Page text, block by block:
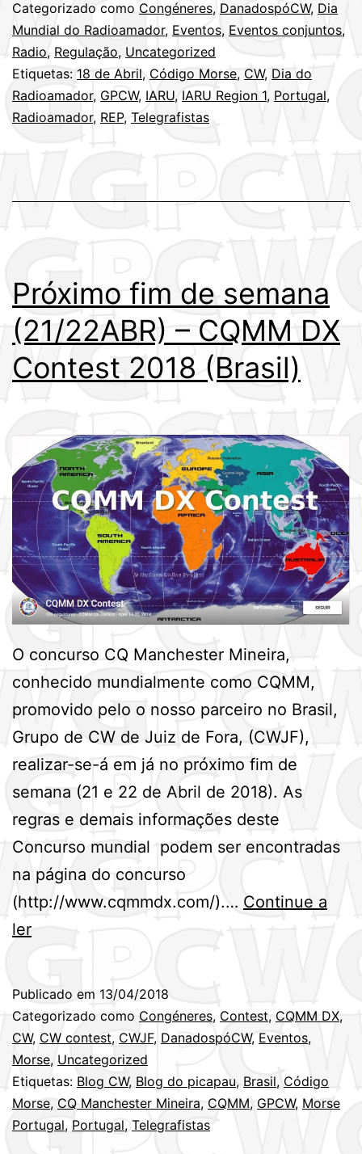
–
de
Categorizado como Congéneres, DanadospóCW, Dia
Mundial do Radioamador, Eventos, Eventos conjuntos,
Radio, Regulação, Uncategorized
Etiquetas: 18 de Abril, Código Morse, CW, Dia do
Radioamador, GPCW, IARU, IARU Region 1, Portugal,
Radioamador, REP, Telegrafistas
Próximo fim de semana
(21/22ABR) – CQMM DX
Contest 2018 (Brasil)
O concurso CQ Manchester Mineira,
conhecido mundialmente como CQMM,
promovido pelo o nosso parceiro no Brasil,
Grupo de CW de Juiz de Fora, (CWJF),
realizar-se-á em já no próximo fim de
semana (21 e 22 de Abril de 2018). As
regras e demais informações deste
Concurso mundial podem ser encontradas
na página do concurso
(http://www.cqmmdx.com/).… Continue a
lerPróximo
semana
(21/22ABR)
–
CQMM
DX
Publicado em 13/04/2018
Categorizado como Congéneres, Contest, CQMM DX,
CW, CW contest, CWJF, DanadospóCW, Eventos,
Morse, Uncategorized
Etiquetas: Blog CW, Blog do picapau, Brasil, Código
Morse, CQ Manchester Mineira, CQMM, GPCW, Morse
Portugal, Portugal, Telegrafistas